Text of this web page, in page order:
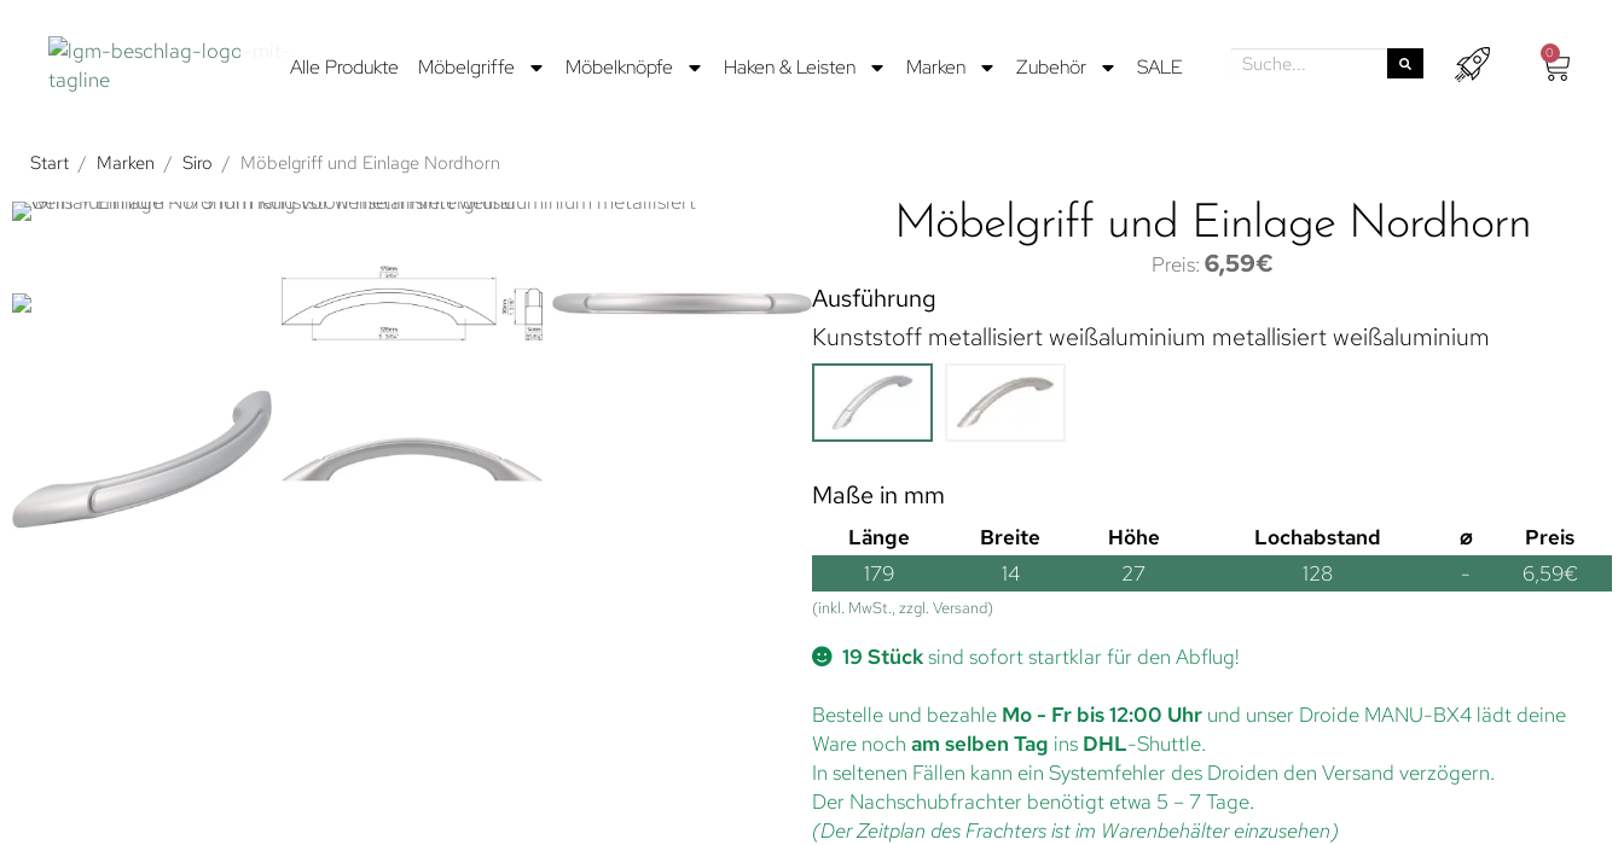
Alle Produkte Möbelgriffe Möbelknöpfe Haken & Leisten Marken Zubehör SALE
0
Start / Marken / Siro / Möbelgriff und Einlage Nordhorn
Möbelgriff und Einlage Nordhorn
6,59€
Ausführung
Kunststoff metallisiert weißaluminium metallisiert weißaluminium
Maße in mm
Länge Breite Höhe Lochabstand ⌀
Preis
179
14 27 128 - 6,59€
(inkl. MwSt., zzgl. Versand)
19 Stücksind sofort startklar für den Abflug!
Bestelle und bezahle Mo - Fr bis 12:00 Uhr und unser Droide MANU-BX4 lädt deine
Ware noch am selben Tag ins DHL-Shuttle.
In seltenen Fällen kann ein Systemfehler des Droiden den Versand verzögern.
Der Nachschubfrachter benötigt etwa 5 – 7 Tage.
(Der Zeitplan des Frachters ist im Warenbehälter einzusehen)